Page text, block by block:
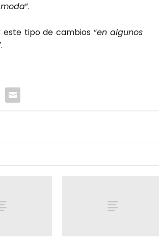
”.
este tipo de cam­bios “en algu­nos